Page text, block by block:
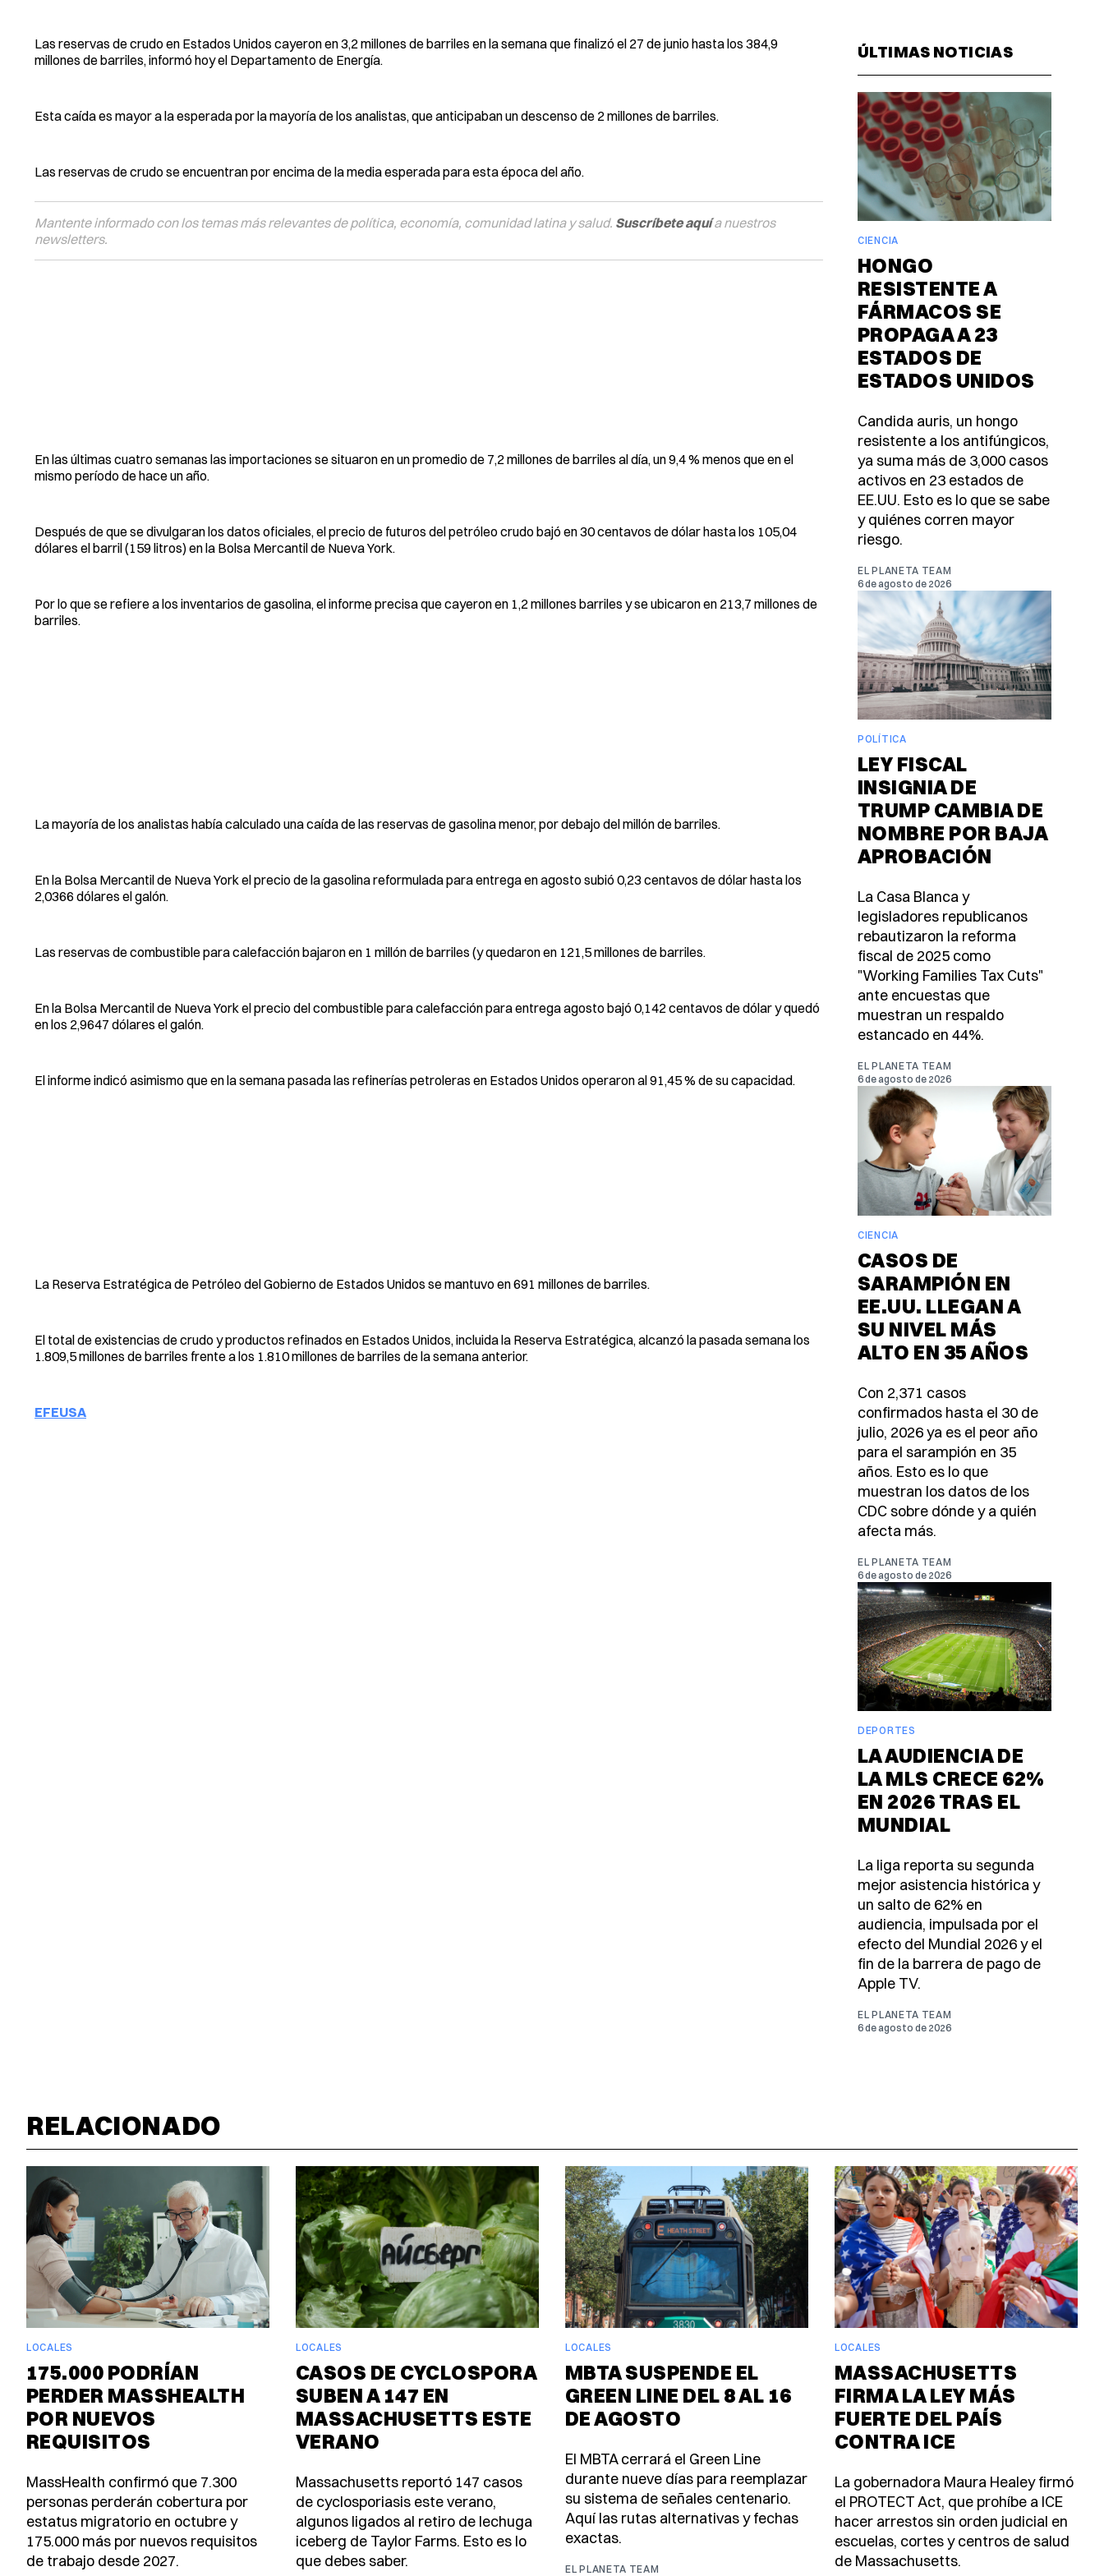
Las reservas de crudo en Estados Unidos cayeron en 3,2 millones de barriles en la semana que finalizó el 27 de junio hasta los 384,9
millones de barriles, informó hoy el Departamento de Energía.
Esta caída es mayor a la esperada por la mayoría de los analistas, que anticipaban un descenso de 2 millones de barriles.
Las reservas de crudo se encuentran por encima de la media esperada para esta época del año.
Mantente informado con los temas más relevantes de política, economía, comunidad latina y salud. Suscríbete aquía nuestros
newsletters.
En las últimas cuatro semanas las importaciones se situaron en un promedio de 7,2 millones de barriles al día, un 9,4 % menos que en el
mismo período de hace un año.
Después de que se divulgaran los datos oficiales, el precio de futuros del petróleo crudo bajó en 30 centavos de dólar hasta los 105,04
dólares el barril (159 litros) en la Bolsa Mercantil de Nueva York.
Por lo que se refiere a los inventarios de gasolina, el informe precisa que cayeron en 1,2 millones barriles y se ubicaron en 213,7 millones de
barriles.
La mayoría de los analistas había calculado una caída de las reservas de gasolina menor, por debajo del millón de barriles.
En la Bolsa Mercantil de Nueva York el precio de la gasolina reformulada para entrega en agosto subió 0,23 centavos de dólar hasta los
2,0366 dólares el galón.
Las reservas de combustible para calefacción bajaron en 1 millón de barriles (y quedaron en 121,5 millones de barriles.
En la Bolsa Mercantil de Nueva York el precio del combustible para calefacción para entrega agosto bajó 0,142 centavos de dólar y quedó
en los 2,9647 dólares el galón.
El informe indicó asimismo que en la semana pasada las refinerías petroleras en Estados Unidos operaron al 91,45 % de su capacidad.
La Reserva Estratégica de Petróleo del Gobierno de Estados Unidos se mantuvo en 691 millones de barriles.
El total de existencias de crudo y productos refinados en Estados Unidos, incluida la Reserva Estratégica, alcanzó la pasada semana los
1.809,5 millones de barriles frente a los 1.810 millones de barriles de la semana anterior.
EFEUSA
ÚLTIMAS NOTICIAS
CIENCIA
HONGO
RESISTENTE A
FÁRMACOS SE
PROPAGA A 23
ESTADOS DE
ESTADOS UNIDOS
Candida auris, un hongo
resistente a los antifúngicos,
ya suma más de 3,000 casos
activos en 23 estados de
EE.UU. Esto es lo que se sabe
y quiénes corren mayor
riesgo.
EL PLANETA TEAM
6 de agosto de 2026
POLÍTICA
LEY FISCAL
INSIGNIA DE
TRUMP CAMBIA DE
NOMBRE POR BAJA
APROBACIÓN
La Casa Blanca y
legisladores republicanos
rebautizaron la reforma
fiscal de 2025 como
"Working Families Tax Cuts"
ante encuestas que
muestran un respaldo
estancado en 44%.
EL PLANETA TEAM
6 de agosto de 2026
CIENCIA
CASOS DE
SARAMPIÓN EN
EE.UU. LLEGAN A
SU NIVEL MÁS
ALTO EN 35 AÑOS
Con 2,371 casos
confirmados hasta el 30 de
julio, 2026 ya es el peor año
para el sarampión en 35
años. Esto es lo que
muestran los datos de los
CDC sobre dónde y a quién
afecta más.
EL PLANETA TEAM
6 de agosto de 2026
DEPORTES
LA AUDIENCIA DE
LA MLS CRECE 62%
EN 2026 TRAS EL
MUNDIAL
La liga reporta su segunda
mejor asistencia histórica y
un salto de 62% en
audiencia, impulsada por el
efecto del Mundial 2026 y el
fin de la barrera de pago de
Apple TV.
EL PLANETA TEAM
6 de agosto de 2026
RELACIONADO
LOCALES
175.000 PODRÍAN
PERDER MASSHEALTH
POR NUEVOS
REQUISITOS
MassHealth confirmó que 7.300
personas perderán cobertura por
estatus migratorio en octubre y
175.000 más por nuevos requisitos
de trabajo desde 2027.
LOCALES
CASOS DE CYCLOSPORA
SUBEN A 147 EN
MASSACHUSETTS ESTE
VERANO
Massachusetts reportó 147 casos
de cyclosporiasis este verano,
algunos ligados al retiro de lechuga
iceberg de Taylor Farms. Esto es lo
que debes saber.
LOCALES
MBTA SUSPENDE EL
GREEN LINE DEL 8 AL 16
DE AGOSTO
El MBTA cerrará el Green Line
durante nueve días para reemplazar
su sistema de señales centenario.
Aquí las rutas alternativas y fechas
exactas.
EL PLANETA TEAM
LOCALES
MASSACHUSETTS
FIRMA LA LEY MÁS
FUERTE DEL PAÍS
CONTRA ICE
La gobernadora Maura Healey firmó
el PROTECT Act, que prohíbe a ICE
hacer arrestos sin orden judicial en
escuelas, cortes y centros de salud
de Massachusetts.